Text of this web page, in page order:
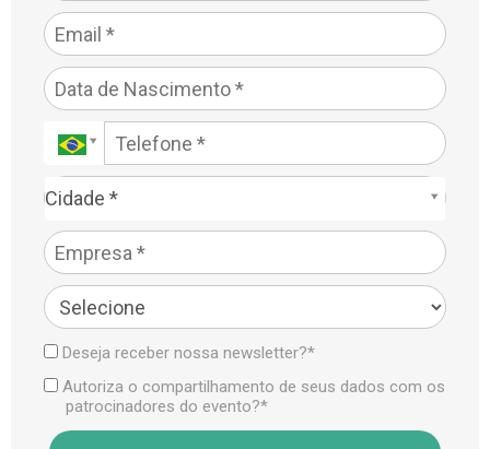
Cidade *
Cidade*
Deseja receber nossa newsletter?*
Autoriza o compartilhamento de seus dados com os
patrocinadores do evento?*